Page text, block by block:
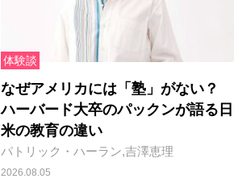
体験談
なぜアメリカには「塾」がない？
ハーバード大卒のパックンが語る日
米の教育の違い
パトリック・ハーラン,吉澤恵理
2026.08.05